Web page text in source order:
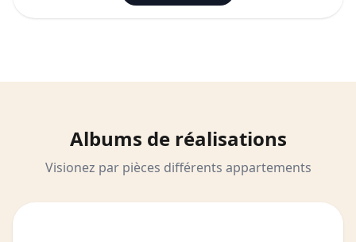
Albums de réalisations
Visionez par pièces différents appartements